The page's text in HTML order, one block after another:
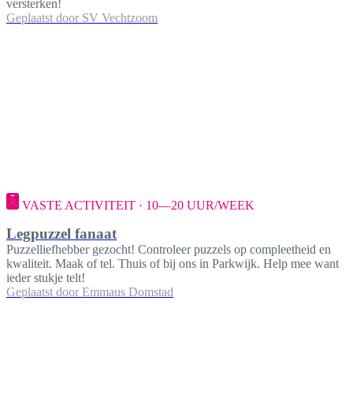
versterken!
Geplaatst door SV Vechtzoom
VASTE ACTIVITEIT · 10—20 UUR/WEEK
Legpuzzel fanaat
Puzzelliefhebber gezocht! Controleer puzzels op compleetheid en
kwaliteit. Maak of tel. Thuis of bij ons in Parkwijk. Help mee want
ieder stukje telt!
Geplaatst door Emmaus Domstad